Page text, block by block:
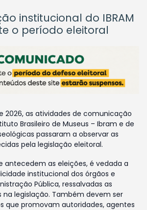
institucional do IBRAM
o período eleitoral
2026, as atividades de comunicação
Brasileiro de Museus – Ibram e de
passaram a observar as
pela legislação eleitoral.
antecedem as eleições, é vedada a
institucional dos órgãos e
Pública, ressalvadas as
na legislação. Também devem ser
que promovam autoridades, agentes